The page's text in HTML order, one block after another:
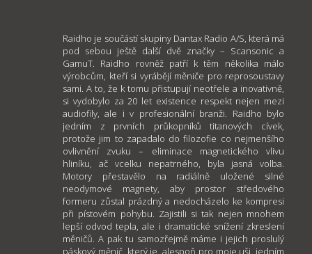
Raidho je součástí skupiny Dantax Radio A/S, která má
pod sebou ještě další dvě značky – Scansonic a
GamuT. Raidho rovněž patří k těm několika málo
výrobcům, kteří si vyrábějí měniče pro reprosoustavy
sami. A to, že k tomu přistupují neotřele a inovativně,
si vydobylo za 20 let existence respekt nejen mezi
audiofily, ale i v profesionální branži. Raidho bylo
jedním z prvních průkopníků titanových cívek,
protože jim to zapadalo do filozofie co nejmenšího
ovlivnění zvuku – eliminace magnetického vlivu
hliníku, ač vcelku nepatrného, byla jasná volba.
Motory přestavělo na radiálně uložené silné
neodymové magnety, aby prostor středového
formeru zůstal prázdný a nedocházelo ke kompresi
při pístovém pohybu. Zajistili si tak nejen mnohem
lepší odvod tepla, ale i dramatické snížení zkreslení
měničů. A pak tu samozřejmě máme i jejich proslulý
páskový měnič, který je, alespoň pro moje uši, jedním